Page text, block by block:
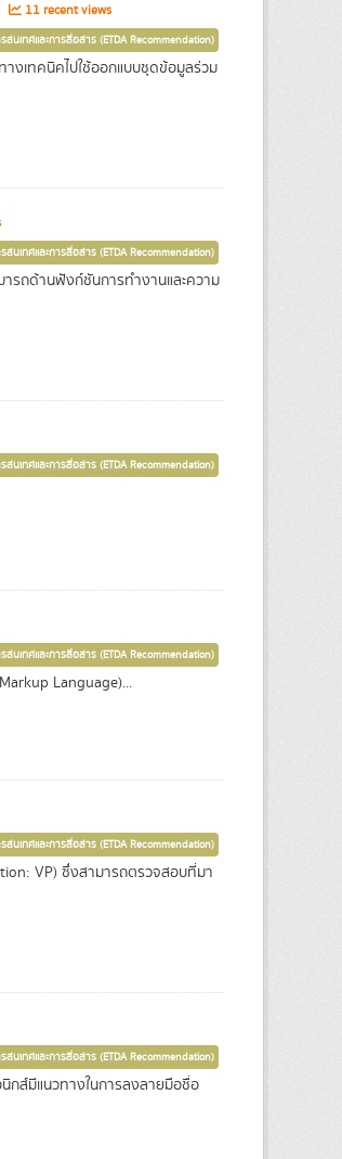
11 recent views
สนเทศและการสื่อสาร (ETDA Recommendation)
เทคนิคไปใช้ออกแบบชุดข้อมูลร่วม
สนเทศและการสื่อสาร (ETDA Recommendation)
รถด้านฟังก์ชันการทำงานและความ
สนเทศและการสื่อสาร (ETDA Recommendation)
สนเทศและการสื่อสาร (ETDA Recommendation)
Language)...
สนเทศและการสื่อสาร (ETDA Recommendation)
VP) ซึ่งสามารถตรวจสอบที่มา
สนเทศและการสื่อสาร (ETDA Recommendation)
กส์มีแนวทางในการลงลายมือชื่อ